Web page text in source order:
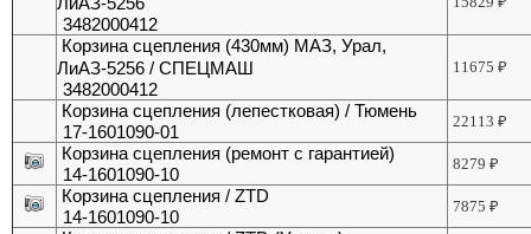
3482000412
Корзина сцепления (430мм) МАЗ, Урал,
ЛиАЗ-5256 / СПЕЦМАШ
3482000412
11675₽
Корзина сцепления (лепестковая) / Тюмень
17-1601090-01
22113₽
Корзина сцепления (ремонт с гарантией)
14-1601090-10
8279₽
Корзина сцепления / ZTD
14-1601090-10
7875₽